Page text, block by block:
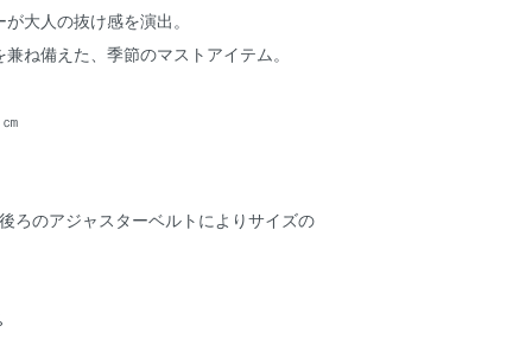
大人の抜け感を演出。
ね備えた、季節のマストアイテム。
ろのアジャスターベルトによりサイズの